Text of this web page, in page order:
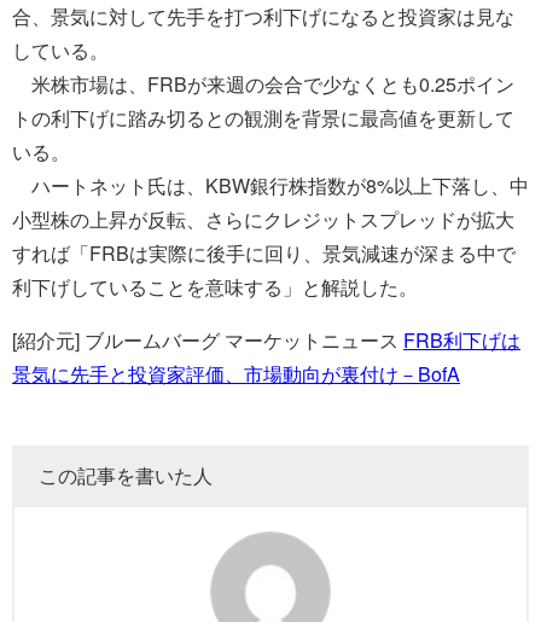
合、景気に対して先手を打つ利下げになると投資家は見な
している。
米株市場は、FRBが来週の会合で少なくとも0.25ポイン
トの利下げに踏み切るとの観測を背景に最高値を更新して
いる。
ハートネット氏は、KBW銀行株指数が8%以上下落し、中
小型株の上昇が反転、さらにクレジットスプレッドが拡大
すれば「FRBは実際に後手に回り、景気減速が深まる中で
利下げしていることを意味する」と解説した。
[紹介元] ブルームバーグ マーケットニュース FRB利下げは
景気に先手と投資家評価、市場動向が裏付け－BofA
この記事を書いた人